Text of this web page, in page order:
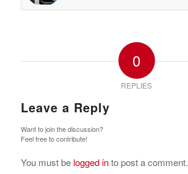
0
REPLIES
Leave a Reply
Want to join the discussion?
Feel free to contribute!
You must be logged into post a comment.